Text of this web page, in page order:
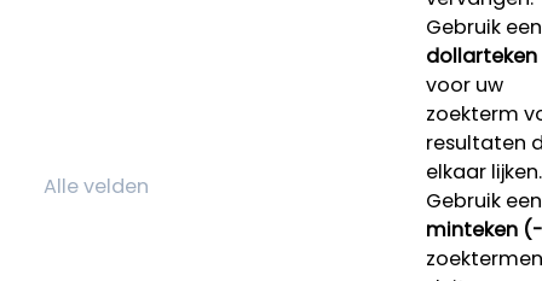
Gebruik een
voor uw
zoekterm
resultaten
elkaar lijken.
Gebruik een
minteken